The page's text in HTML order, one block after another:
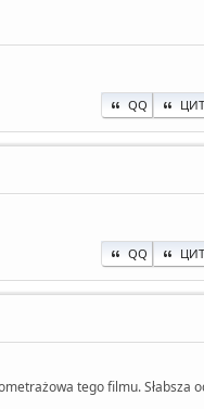
QQ
QQ
tego filmu. Słabsza